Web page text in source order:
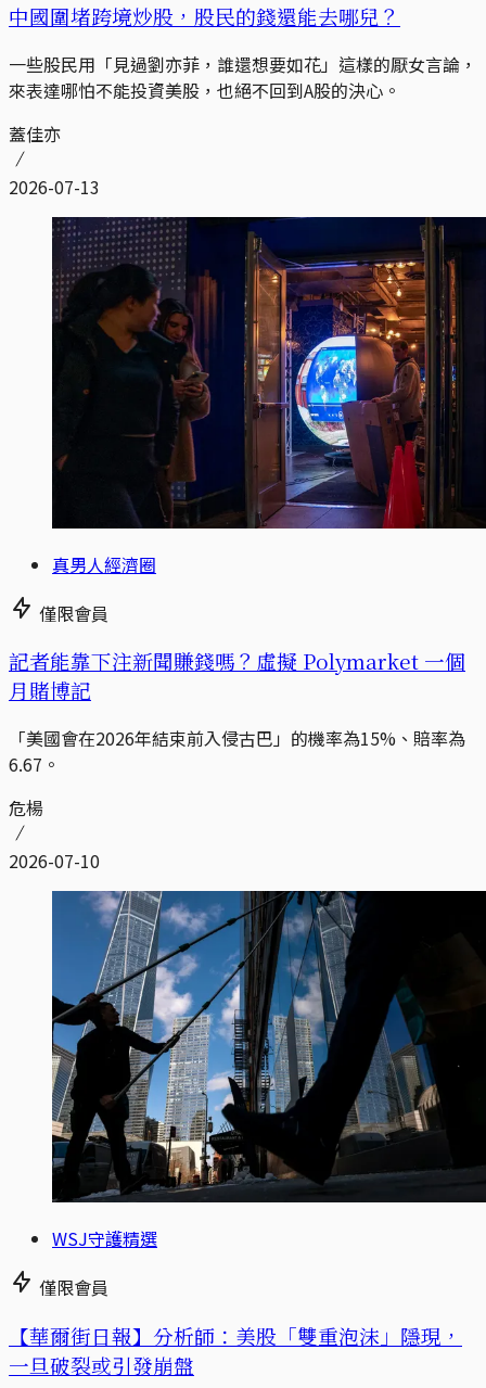
中國圍堵跨境炒股，股民的錢還能去哪兒？
一些股民用「見過劉亦菲，誰還想要如花」這樣的厭女言論，
來表達哪怕不能投資美股，也絕不回到A股的決心。
蓋佳亦
2026-07-13
真男人經濟圈
僅限會員
記者能靠下注新聞賺錢嗎？虛擬 Polymarket 一個
月賭博記
「美國會在2026年結束前入侵古巴」的機率為15%、賠率為
6.67。
危楊
2026-07-10
WSJ守護精選
僅限會員
【華爾街日報】分析師：美股「雙重泡沫」隱現，
一旦破裂或引發崩盤